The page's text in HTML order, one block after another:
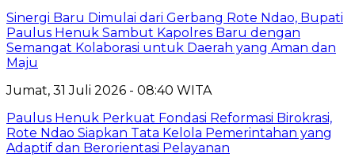
Sinergi Baru Dimulai dari Gerbang Rote Ndao, Bupati
Paulus Henuk Sambut Kapolres Baru dengan
Semangat Kolaborasi untuk Daerah yang Aman dan
Maju
Jumat, 31 Juli 2026 - 08:40 WITA
Paulus Henuk Perkuat Fondasi Reformasi Birokrasi,
Rote Ndao Siapkan Tata Kelola Pemerintahan yang
Adaptif dan Berorientasi Pelayanan